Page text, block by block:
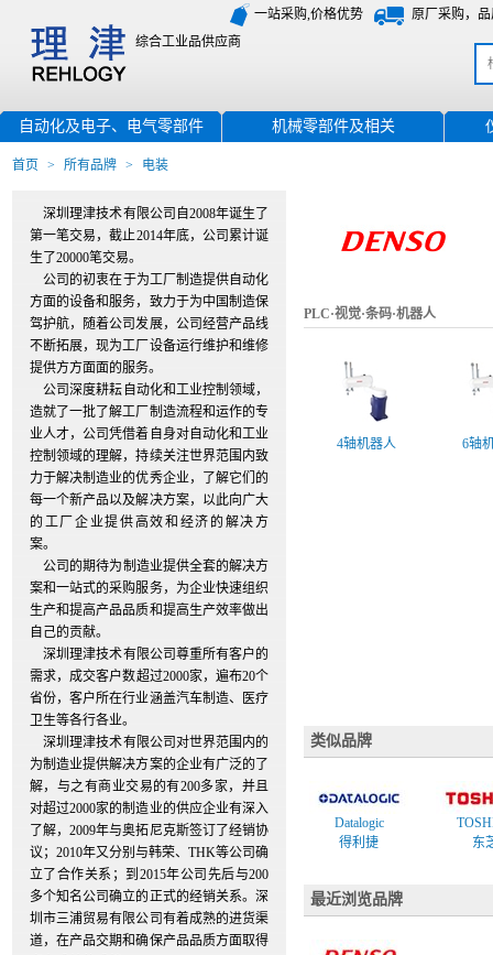
一站采购,价格优势
原厂采购，
综合工业品供应商
自动化及电子、电气零部件 机械零部件及相关
首页 > 所有品牌 > 电装
深圳理津技术有限公司自2008年诞生了
第一笔交易，截止2014年底，公司累计诞
生了20000笔交易。
公司的初衷在于为工厂制造提供自动化
方面的设备和服务，致力于为中国制造保
驾护航，随着公司发展，公司经营产品线
不断拓展，现为工厂设备运行维护和维修
提供方方面面的服务。
公司深度耕耘自动化和工业控制领域，
造就了一批了解工厂制造流程和运作的专
业人才，公司凭借着自身对自动化和工业
控制领域的理解，持续关注世界范围内致
力于解决制造业的优秀企业，了解它们的
每一个新产品以及解决方案，以此向广大
的工厂企业提供高效和经济的解决方
案。
公司的期待为制造业提供全套的解决方
案和一站式的采购服务，为企业快速组织
生产和提高产品品质和提高生产效率做出
自己的贡献。
深圳理津技术有限公司尊重所有客户的
需求，成交客户数超过2000家，遍布20个
省份，客户所在行业涵盖汽车制造、医疗
卫生等各行各业。
深圳理津技术有限公司对世界范围内的
为制造业提供解决方案的企业有广泛的了
解，与之有商业交易的有200多家，并且
对超过2000家的制造业的供应企业有深入
了解，2009年与奥拓尼克斯签订了经销协
议；2010年又分别与韩荣、THK等公司确
立了合作关系；到2015年公司先后与200
多个知名公司确立的正式的经销关系。深
圳市三浦贸易有限公司有着成熟的进货渠
道，在产品交期和确保产品品质方面取得
PLC·视觉·条码·机器人
4轴机器人 6轴
类似品牌
Datalogic
得利捷
东
最近浏览品牌